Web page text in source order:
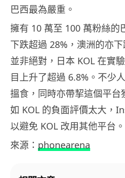
巴西最為嚴重。
擁有 10 萬至 100 萬粉絲的
下跌超過 28%，澳洲的亦
並非絕對，日本 KOL 在實
目上升了超過 6.8%。不少
搵食，同時亦帶挈這個平台
如 KOL 的負面評價太大，
以避免 KOL 改用其他平台。
來源： phonearena